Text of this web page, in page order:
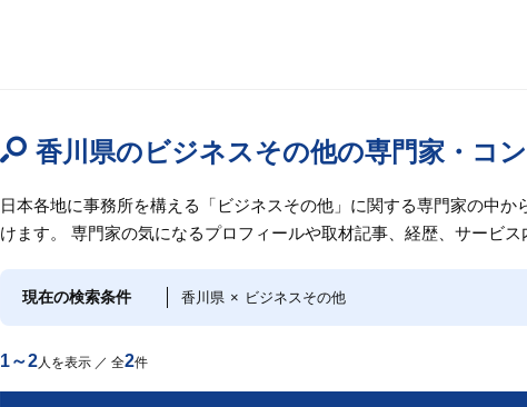
香川県のビジネスその他の専門家・コ
日本各地に事務所を構える「ビジネスその他」に関する専門家の中
けます。 専門家の気になるプロフィールや取材記事、経歴、サービス
現在の検索条件 香川県 × ビジネスその他
1～2人を表示 ／ 全2件